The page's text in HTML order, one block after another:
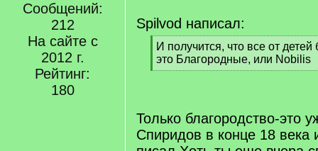
Сообщений:
212
На сайте с
2012 г.
Рейтинг:
180
Spilvod написал:
[
q
]
И получится, что все от
это Благородные, или Nobilis
[
Только благородство-это
Спиридов в конце 18 века